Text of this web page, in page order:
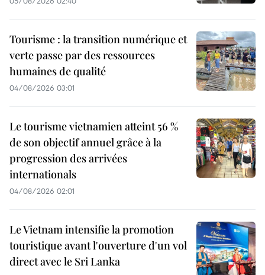
Tourisme : la transition numérique et
verte passe par des ressources
humaines de qualité
04/08/2026 03:01
Le tourisme vietnamien atteint 56 %
de son objectif annuel grâce à la
progression des arrivées
internationals
04/08/2026 02:01
Le Vietnam intensifie la promotion
touristique avant l'ouverture d'un vol
direct avec le Sri Lanka